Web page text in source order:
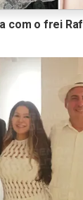
com o frei